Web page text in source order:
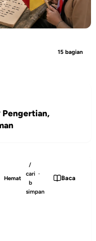
15 bagian
Pengertian,
Hemat
/
cari ·
b
simpan
Baca